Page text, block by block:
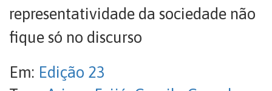
representatividade da sociedade não
fique só no discurso
Em: Edição 23